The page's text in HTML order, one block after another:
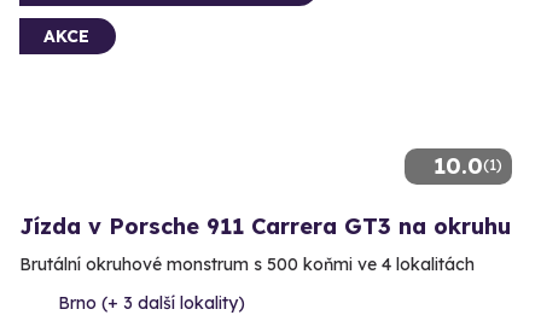
10.0(1)
AKCE
Jízda v Porsche 911 Carrera GT3 na okruhu
Brutální okruhové monstrum s 500 koňmi ve 4 lokalitách
Brno (+ 3 další lokality)